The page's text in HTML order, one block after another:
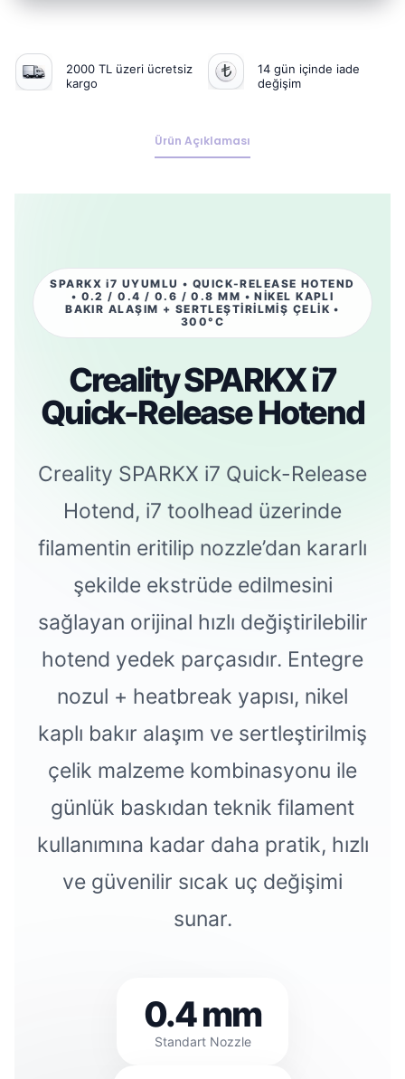
2000 TL üzeri ücretsiz
kargo
14 gün içinde iade
değişim
Ürün Açıklaması
SPARKX i7 UYUMLU • QUICK-RELEASE HOTEND
• 0.2 / 0.4 / 0.6 / 0.8 MM • NİKEL KAPLI
BAKIR ALAŞIM + SERTLEŞTİRİLMİŞ ÇELİK •
300°C
Creality SPARKX i7
Quick-Release Hotend
Creality SPARKX i7 Quick-Release
Hotend, i7 toolhead üzerinde
filamentin eritilip nozzle’dan kararlı
şekilde ekstrüde edilmesini
sağlayan orijinal hızlı değiştirilebilir
hotend yedek parçasıdır. Entegre
nozul + heatbreak yapısı, nikel
kaplı bakır alaşım ve sertleştirilmiş
çelik malzeme kombinasyonu ile
günlük baskıdan teknik filament
kullanımına kadar daha pratik, hızlı
ve güvenilir sıcak uç değişimi
sunar.
0.4 mm
Standart Nozzle